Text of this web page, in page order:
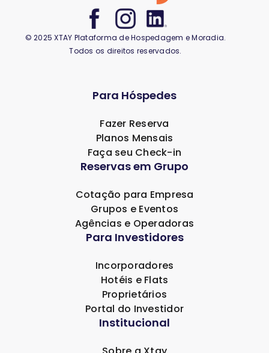
© 2025 XTAY Plataforma de Hospedagem e Moradia.
Todos os direitos reservados.
Para Hóspedes
Fazer Reserva
Planos Mensais
Faça seu Check-in
Reservas em Grupo
Cotação para Empresa
Grupos e Eventos
Agências e Operadoras
Para Investidores
Incorporadores
Hotéis e Flats
Proprietários
Portal do Investidor
Institucional